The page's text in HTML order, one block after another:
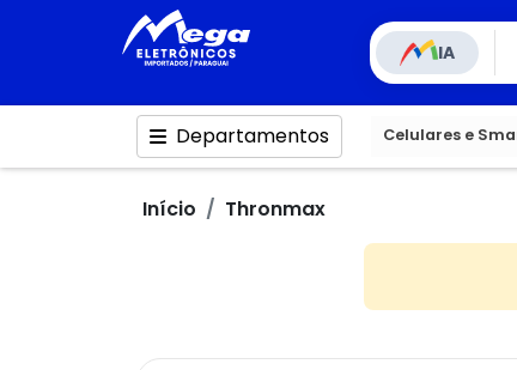
IA
Departamentos Celulares e
Início Thronmax